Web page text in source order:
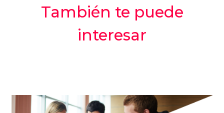
También te puede
interesar